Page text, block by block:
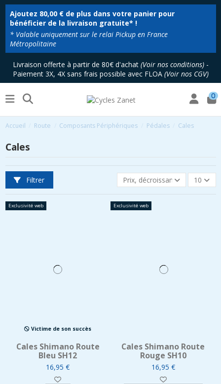
Ajoutez 80,00 €de plus dans votre panier pour
bénéficier de la livraison gratuite* !
* Valable uniquement sur le relai Pickup en France
Métropolitaine
Livraison offerte à partir de 80€ d'achat (Voir nos conditions)-
Paiement 3X, 4X sans frais possible avec FLOA (Voir nos CGV)
0
Accueil Route Composants Périphériques Pédales Cales
Cales
Filtrer Prix, décroissant 10
Exclusivité web
Victime de son succès
Cales Shimano Route
Bleu SH12
16,95 €
Exclusivité web
Cales Shimano Route
Rouge SH10
16,95 €